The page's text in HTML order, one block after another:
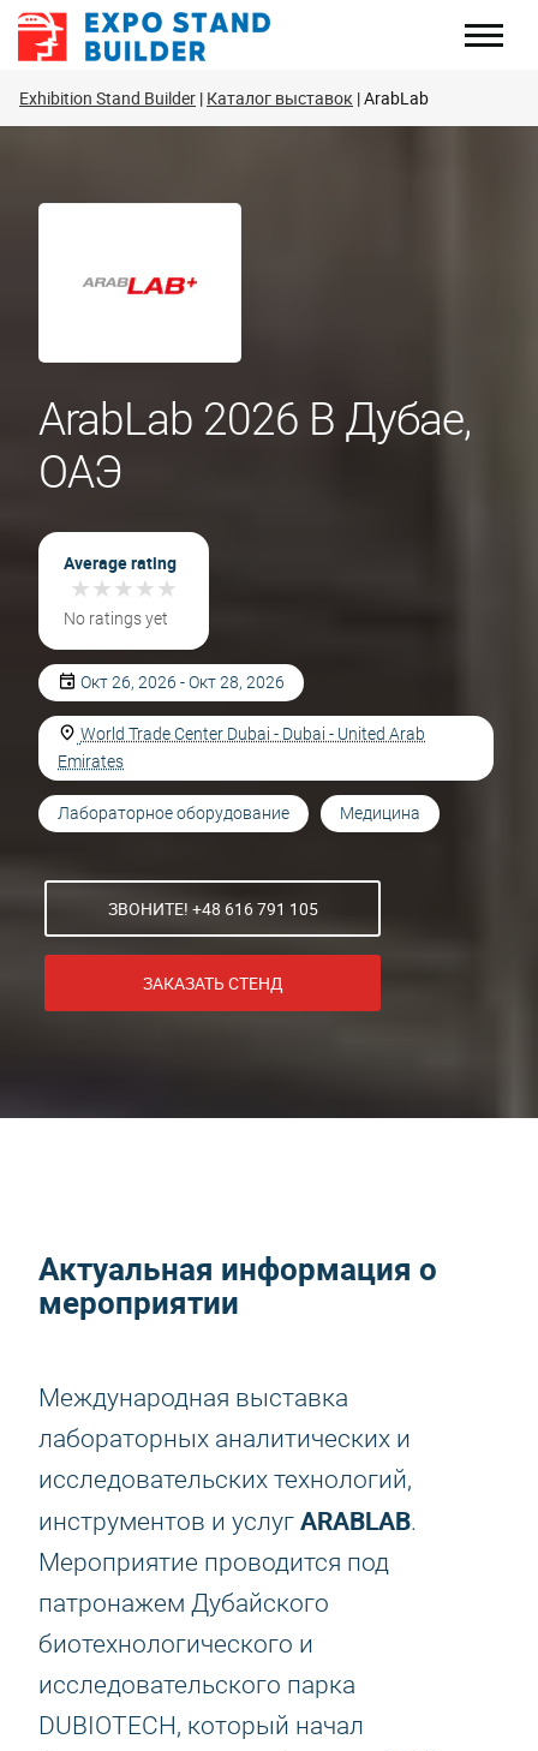
Перейти
Exhibition Stand Builder Каталог выставок ArabLab
ArabLab 2026 В Дубае,
ОАЭ
Average rating
★★★★★
★★★★★
No ratings yet
Окт 26, 2026 - Окт 28, 2026
World Trade Center Dubai - Dubai - United Arab
Emirates
Лабораторное оборудование Медицина
ЗВОНИТЕ! +48 616 791 105
ЗАКАЗАТЬ СТЕНД
Актуальная информация о
мероприятии
Международная выставка
лабораторных аналитических и
исследовательских технологий,
инструментов и услуг ARABLAB.
Мероприятие проводится под
патронажем Дубайского
биотехнологического и
исследовательского парка
DUBIOTECH, который начал